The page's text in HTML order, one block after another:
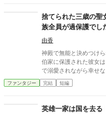
らの陳情の山、そして
後、かつて「地味な妻
として辣腕を振るってい
捨てられた三歳の聖
族全員が過保護でし
由香
神殿で無能と決めつけら
伯家に保護された彼女
で溺愛されながら幸せな日々を送
は、数百年に一人現れる伝説級の
幼女聖女が、たくさん
ファンタジー 完結 短編
英雄一家は国を去る